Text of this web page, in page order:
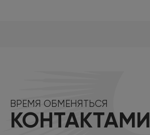
ВРЕМЯ ОБМЕНЯТЬСЯ
КОНТАКТАМИ